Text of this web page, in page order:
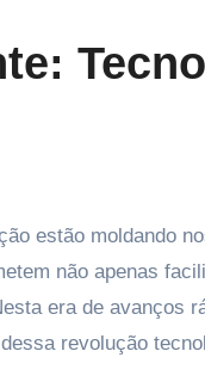
não apenas
era de avanços
revolução